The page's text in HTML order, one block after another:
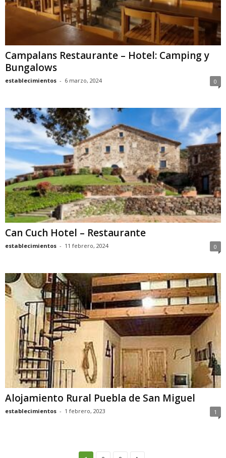
Campalans Restaurante – Hotel: Camping y
Bungalows
establecimientos - 6 marzo, 2024 0
Can Cuch Hotel – Restaurante
establecimientos - 11 febrero, 2024 0
Alojamiento Rural Puebla de San Miguel
establecimientos - 1 febrero, 2023 1